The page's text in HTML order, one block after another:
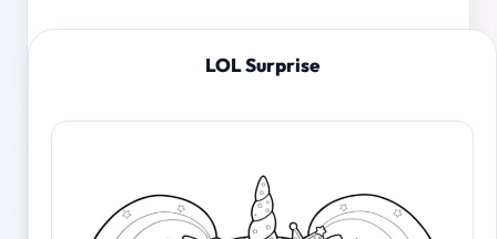
LOL Surprise